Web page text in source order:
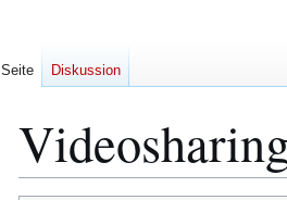
Seite Diskussion